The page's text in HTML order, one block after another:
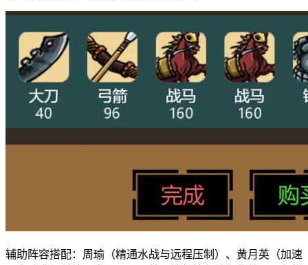
辅助阵容搭配：周瑜（精通水战与远程压制）、黄月英（加速